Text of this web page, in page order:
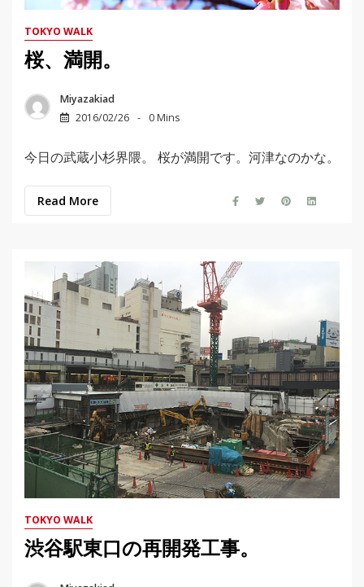
TOKYO WALK
桜、満開。
Miyazakiad
2016/02/26
0 Mins
今日の武蔵小杉界隈。 桜が満開です。河津なのかな。
Read More
TOKYO WALK
渋谷駅東口の再開発工事。